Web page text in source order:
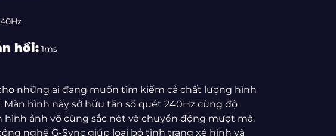
hồi:1ms
những ai đang muốn tìm kiếm cả chất lượng hình
Màn hình này sở hữu tần số quét 240Hz cùng độ
hình ảnh vô cùng sắc nét và chuyển động mượt mà.
nghệ G-Sync giúp loại bỏ tình trạng xé hình và